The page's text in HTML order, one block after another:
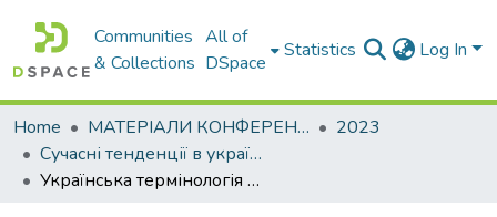
Communities
& Collections
All of
DSpace
Statistics Log In
Home МАТЕРІАЛИ КОНФЕРЕНЦІЙ
2023
Сучасні тенденції в українській гуманітаристиці
Українська термінологія в ареалі державного й суспільного будівництва